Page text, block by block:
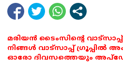
മരിയൻ ടൈംസിന്റെ വാട്സാപ്പ്
നിങ്ങൾ വാട്സാപ്പ് ഗ്രൂപ്പിൽ
ഓരോ ദിവസത്തെയും